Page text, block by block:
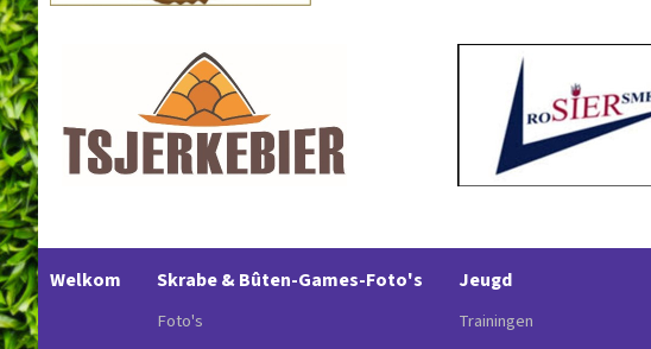
Welkom Skrabe & Bûten-Games-Foto's
Foto's
Jeugd
Trainingen